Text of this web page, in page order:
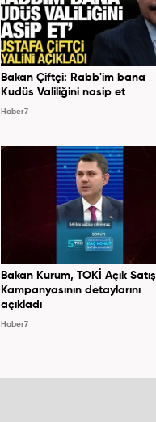
Bakan Çiftçi: Rabb'im bana
Kudüs Valiliğini nasip et
Haber7
Bakan Kurum, TOKİ Açık Satış
Kampanyasının detaylarını
açıkladı
Haber7